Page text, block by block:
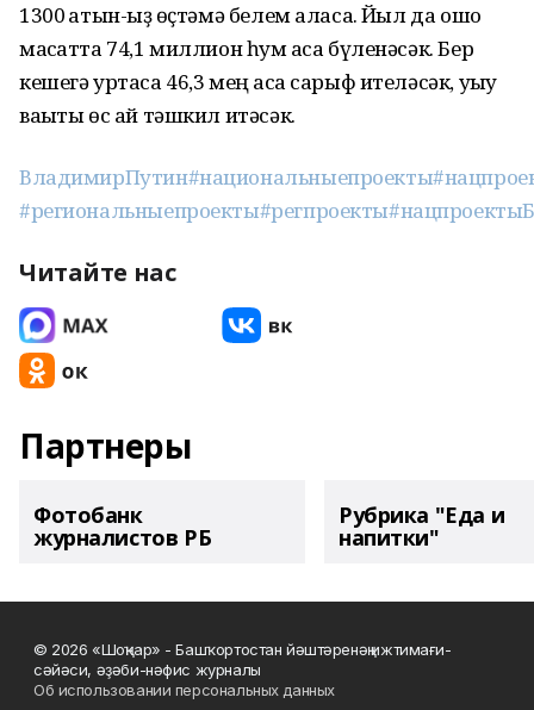
1300 ҡатын-ҡыҙ өҫтәмә белем аласаҡ. Йыл да ошо
маҡсатта 74,1 миллион һум аҡса бүленәсәк. Бер
кешегә уртаса 46,3 мең аҡса сарыф ителәсәк, уҡыу
ваҡыты өс ай тәшкил итәсәк.
ВладимирПутин#национальныепроекты
#региональныепроекты#регпроекты
Читайте нас
Партнеры
Фотобанк
журналистов РБ
Рубрика "Еда и
напитки"
© 2026 «Шоңҡар» - Башҡортостан йәштәренәң ижтимағи-
сәйәси, әҙәби-нәфис журналы
Об использовании персональных данных